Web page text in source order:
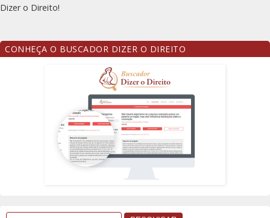
Dizer o Direito!
CONHEÇA O BUSCADOR DIZER O DIREITO